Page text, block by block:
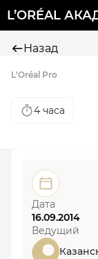
L’ORÉAL
Назад
L'Oréal Pro
4 часа
Дата
16.09.2014
Ведущий